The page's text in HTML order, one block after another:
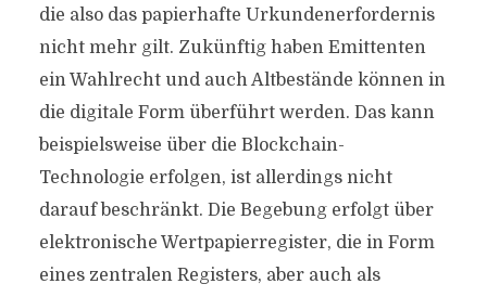
die also das papierhafte Urkundenerfordernis
nicht mehr gilt. Zukünftig haben Emittenten
ein Wahlrecht und auch Altbestände können in
die digitale Form überführt werden. Das kann
beispielsweise über die Blockchain-
Technologie erfolgen, ist allerdings nicht
darauf beschränkt. Die Begebung erfolgt über
elektronische Wertpapierregister, die in Form
eines zentralen Registers, aber auch als